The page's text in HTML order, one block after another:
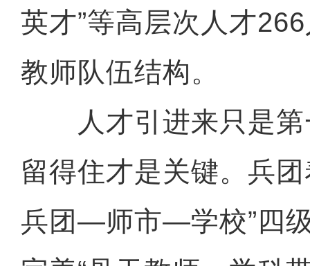
英才”等高层次人才
教师队伍结构。
人才引进来只是第
留得住才是关键。兵
兵团—师市—学校”四